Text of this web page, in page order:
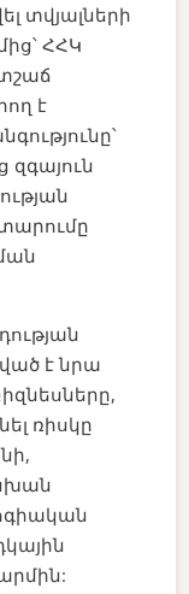
տվյալների
ՀՀԿ
է
է նրա
ռիսկը